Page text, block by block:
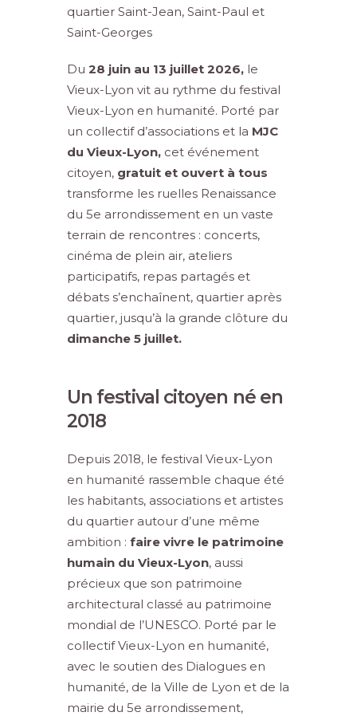
quartier Saint-Jean, Saint-Paul et
Saint-Georges
Du 28 juin au 13 juillet 2026, le
Vieux-Lyon vit au rythme du festival
Vieux-Lyon en humanité. Porté par
un collectif d’associations et la MJC
du Vieux-Lyon, cet événement
citoyen, gratuit et ouvert à tous
transforme les ruelles Renaissance
du 5e arrondissement en un vaste
terrain de rencontres : concerts,
cinéma de plein air, ateliers
participatifs, repas partagés et
débats s’enchaînent, quartier après
quartier, jusqu’à la grande clôture du
dimanche 5 juillet.
Un festival citoyen né en
2018
Depuis 2018, le festival Vieux-Lyon
en humanité rassemble chaque été
les habitants, associations et artistes
du quartier autour d’une même
ambition : faire vivre le patrimoine
humain du Vieux-Lyon, aussi
précieux que son patrimoine
architectural classé au patrimoine
mondial de l’UNESCO. Porté par le
collectif Vieux-Lyon en humanité,
avec le soutien des Dialogues en
humanité, de la Ville de Lyon et de la
mairie du 5e arrondissement,